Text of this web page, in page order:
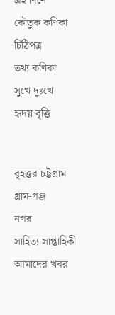
কৌতুক কণিকা
চিঠিপত্র
তথ্য কণিকা
সুখে দুঃখে
হৃদয় বৃত্তি
বৃহত্তর চট্টগ্রাম
গ্রাম-গঞ্জ
নগর
সাহিত্য সাপ্তাহিকী
আমাদের খবর